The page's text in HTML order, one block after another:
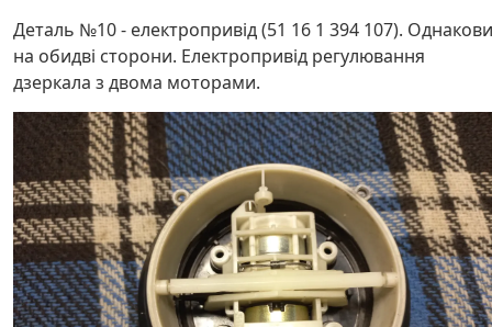
Деталь №10 - електропривід (51 16 1 394 107).
на обидві сторони. Електропривід регулювання
дзеркала з двома моторами.